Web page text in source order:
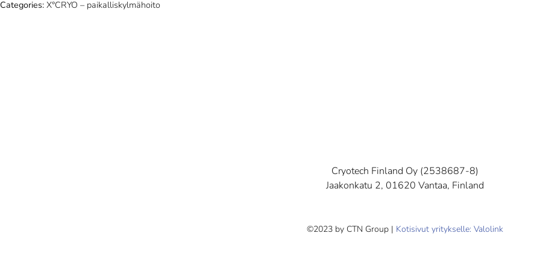
Categories: X°CRYO – paikalliskylmähoito
Cryotech Finland Oy (2538687-8)
Jaakonkatu 2, 01620 Vantaa, Finland
©2023 by CTN Group | Kotisivut yritykselle: Valolink